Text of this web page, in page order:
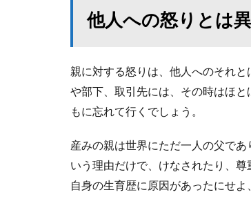
他人への怒りとは
親に対する怒りは、他人へのそれ
や部下、取引先には、その時はほ
もに忘れて行くでしょう。
産みの親は世界にただ一人の父で
いう理由だけで、けなされたり、
自身の生育歴に原因があったにせ